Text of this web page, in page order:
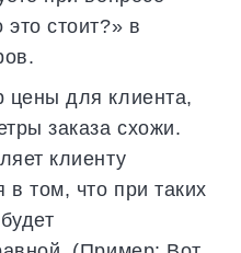
стоит?» в
для клиента,
заказа схожи.
клиенту
в том, что при таких